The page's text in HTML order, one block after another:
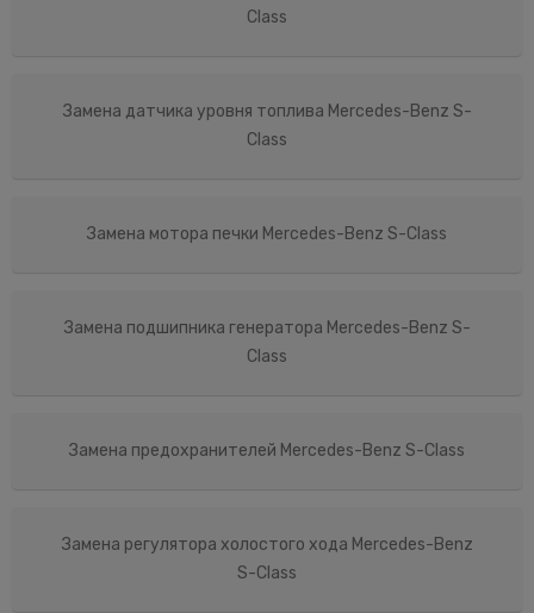
Class
Замена датчика уровня топлива Mercedes-Benz S-
Class
Замена мотора печки Mercedes-Benz S-Class
Замена подшипника генератора Mercedes-Benz S-
Class
Замена предохранителей Mercedes-Benz S-Class
Замена регулятора холостого хода Mercedes-Benz
S-Class